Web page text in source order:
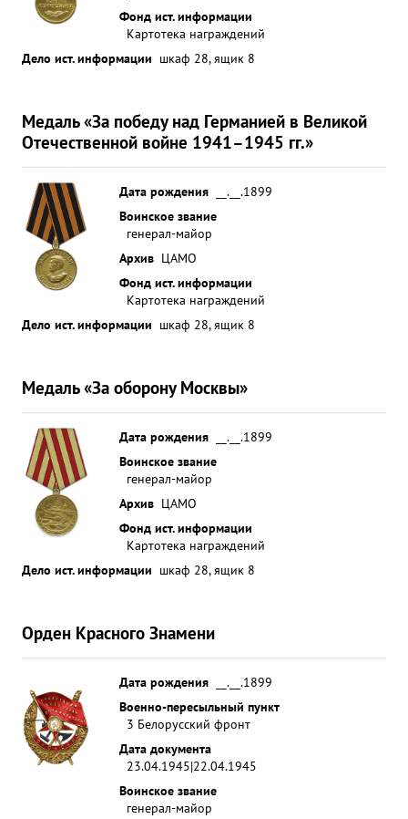
Фонд ист. информации
Картотека награждений
Дело ист. информации шкаф 28, ящик 8
Медаль «За победу над Германией в Великой
Отечественной войне 1941–1945 гг.»
Дата рождения
__.__.1899
Воинское звание
генерал-майор
Архив ЦАМО
Фонд ист. информации
Картотека награждений
Дело ист. информации шкаф 28, ящик 8
Медаль «За оборону Москвы»
Дата рождения
__.__.1899
Воинское звание
генерал-майор
Архив ЦАМО
Фонд ист. информации
Картотека награждений
Дело ист. информации шкаф 28, ящик 8
Орден Красного Знамени
Дата рождения
__.__.1899
Военно-пересыльный пункт
3 Белорусский фронт
Дата документа
23.04.1945|22.04.1945
Воинское звание
генерал-майор